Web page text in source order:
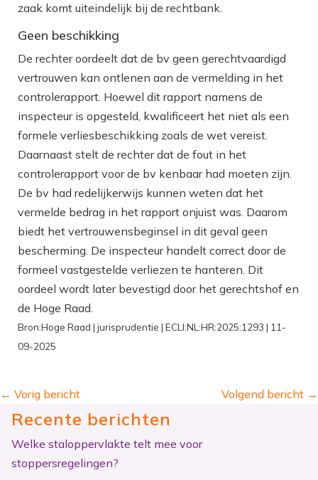
zaak komt uiteindelijk bij de rechtbank.
Geen beschikking
De rechter oordeelt dat de bv geen gerechtvaardigd
vertrouwen kan ontlenen aan de vermelding in het
controlerapport. Hoewel dit rapport namens de
inspecteur is opgesteld, kwalificeert het niet als een
formele verliesbeschikking zoals de wet vereist.
Daarnaast stelt de rechter dat de fout in het
controlerapport voor de bv kenbaar had moeten zijn.
De bv had redelijkerwijs kunnen weten dat het
vermelde bedrag in het rapport onjuist was. Daarom
biedt het vertrouwensbeginsel in dit geval geen
bescherming. De inspecteur handelt correct door de
formeel vastgestelde verliezen te hanteren. Dit
oordeel wordt later bevestigd door het gerechtshof en
de Hoge Raad.
Bron:Hoge Raad | jurisprudentie | ECLI:NL:HR:2025:1293 | 11-
09-2025
← Vorig bericht Volgend bericht →
Recente berichten
Welke staloppervlakte telt mee voor
stoppersregelingen?